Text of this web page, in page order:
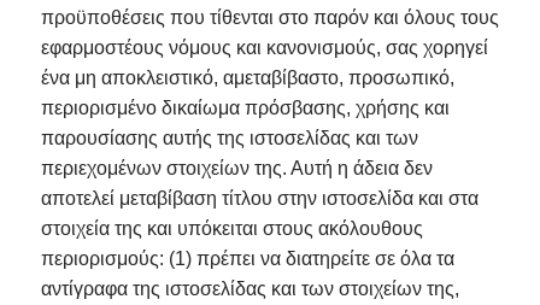
προϋποθέσεις που τίθενται στο παρόν και όλους τους
εφαρμοστέους νόμους και κανονισμούς, σας χορηγεί
ένα μη αποκλειστικό, αμεταβίβαστο, προσωπικό,
περιορισμένο δικαίωμα πρόσβασης, χρήσης και
παρουσίασης αυτής της ιστοσελίδας και των
περιεχομένων στοιχείων της. Αυτή η άδεια δεν
αποτελεί μεταβίβαση τίτλου στην ιστοσελίδα και στα
στοιχεία της και υπόκειται στους ακόλουθους
περιορισμούς: (1) πρέπει να διατηρείτε σε όλα τα
αντίγραφα της ιστοσελίδας και των στοιχείων της,